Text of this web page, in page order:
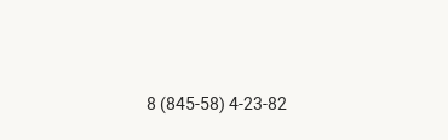
8 (845-58) 4-23-82